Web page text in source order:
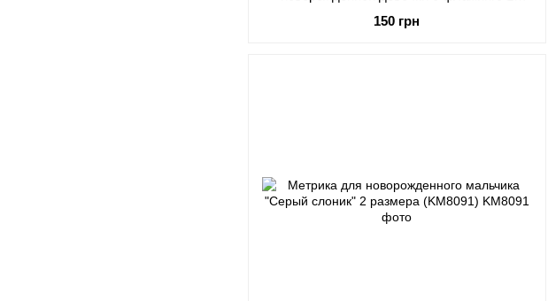
150 грн